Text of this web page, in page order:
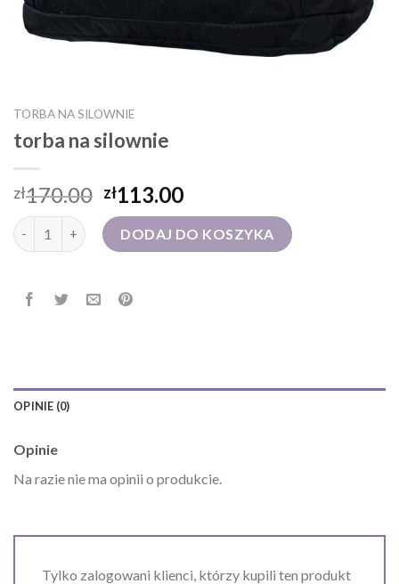
TORBA NA SILOWNIE
torba na silownie
zł170.00 zł113.00
ilość torba na silownieDODAJ DO KOSZYKA
OPINIE (0)
Opinie
Na razie nie ma opinii o produkcie.
Tylko zalogowani klienci, którzy kupili ten produkt